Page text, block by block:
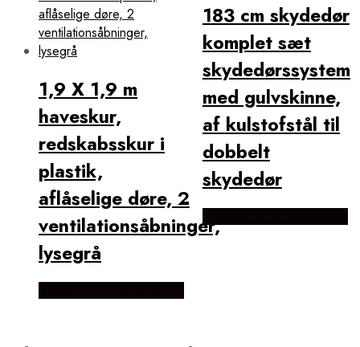
1,9 X 1,9 m
haveskur,
redskabsskur i
plastik,
aflåselige døre, 2
ventilationsåbninger,
lysegrå
183 cm skydedør
komplet sæt
skydedørssystem
med gulvskinne,
af kulstofstål til
dobbelt
skydedør